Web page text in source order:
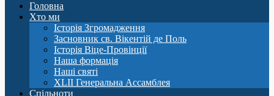
Головна
Хто ми
Історія Згромадження
Засновник св. Вікентій де Поль
Історія Віце-Провінції
Наша формація
Наші святі
XLII Генеральна Ассамблея
Спільноти